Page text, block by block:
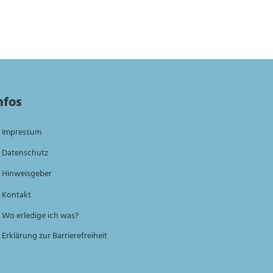
Impressum
Datenschutz
Hinweisgeber
Kontakt
Wo erledige ich was?
Erklärung zur Barrierefreiheit